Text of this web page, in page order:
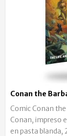
Conan the
Comic Conan
Conan, impreso
en pasta blanda,